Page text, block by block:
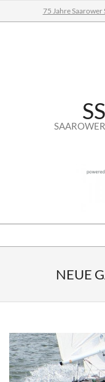
to
75 Jahre Saarower
Navigation
NEUE